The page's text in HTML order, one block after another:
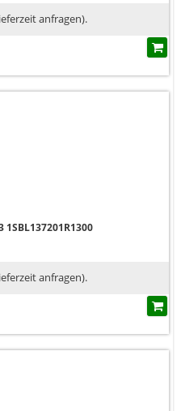
anfragen).
1SBL137201R1300
anfragen).